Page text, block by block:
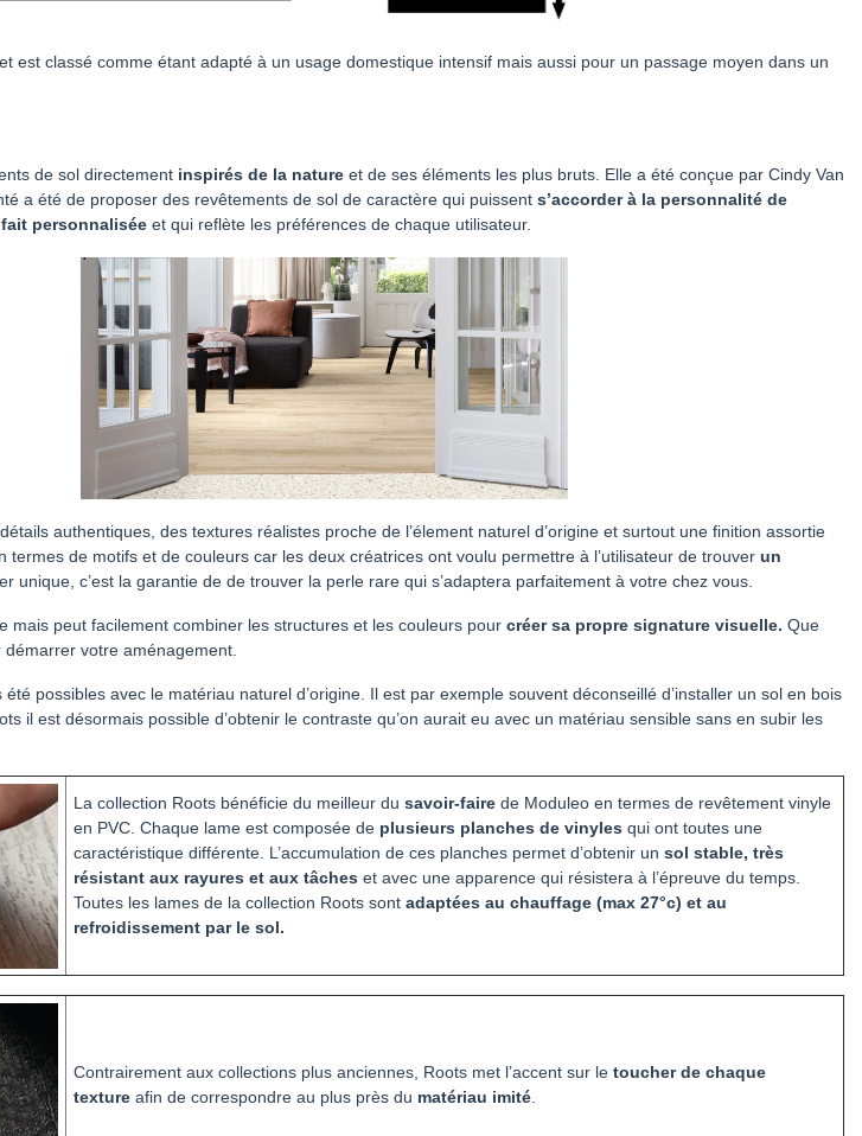
classé comme étant adapté à un usage domestique intensif mais aussi pour un passage moyen dans un
de sol directement inspirés de la nature et de ses éléments les plus bruts. Elle a été conçue par Cindy Van
a été de proposer des revêtements de sol de caractère qui puissent s’accorder à la personnalité de
personnalisée et qui reflète les préférences de chaque utilisateur.
authentiques, des textures réalistes proche de l’élement naturel d’origine et surtout une finition assortie
de motifs et de couleurs car les deux créatrices ont voulu permettre à l’utilisateur de trouver un
unique, c’est la garantie de de trouver la perle rare qui s’adaptera parfaitement à votre chez vous.
mais peut facilement combiner les structures et les couleurs pour créer sa propre signature visuelle. Que
votre aménagement.
possibles avec le matériau naturel d’origine. Il est par exemple souvent déconseillé d’installer un sol en bois
il est désormais possible d’obtenir le contraste qu’on aurait eu avec un matériau sensible sans en subir les
La collection Roots bénéficie du meilleur du savoir-faire de Moduleo en termes de revêtement vinyle
en PVC. Chaque lame est composée de plusieurs planches de vinyles qui ont toutes une
caractéristique différente. L’accumulation de ces planches permet d’obtenir un sol stable, très
résistant aux rayures et aux tâches et avec une apparence qui résistera à l’épreuve du temps.
Toutes les lames de la collection Roots sont adaptées au chauffage (max 27°c) et au
refroidissement par le sol.
Contrairement aux collections plus anciennes, Roots met l’accent sur le toucher de chaque
texture afin de correspondre au plus près du matériau imité